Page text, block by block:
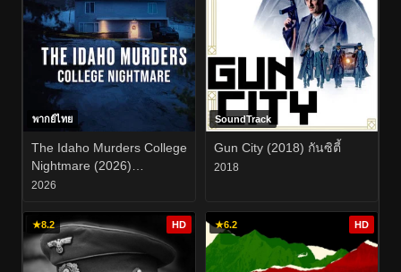
พากย์ไทย
The Idaho Murders College
Nightmare (2026)
ฆาตกรรมในไอดาโฮ ฝัน
3
2026
SoundTrack
Gun City (2018) กันซิตี้
2018
★8.2 HD ★6.2 HD